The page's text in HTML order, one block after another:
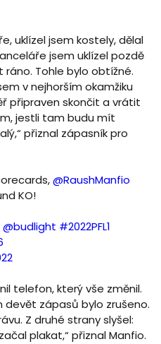
uklízel jsem kostely, dělal
jsem uklízel pozdě
Tohle bylo obtížné.
v nejhorším okamžiku
připraven skončit a vrátit
jestli tam budu mít
přiznal zápasník pro
@RaushManfio
KO!
@budlight #2022PFL1
telefon, který vše změnil.
devět zápasů bylo zrušeno.
Z druhé strany slyšel:
plakat,“ přiznal Manfio.